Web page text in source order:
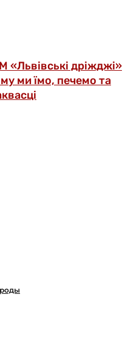
«Львівські дріжджі»
ми їмо, печемо та